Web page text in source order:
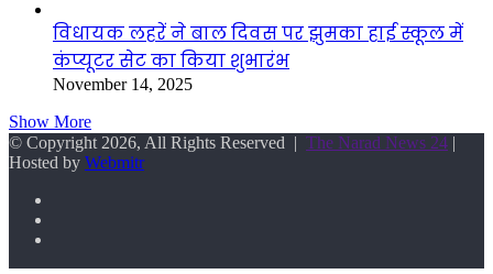
विधायक लहरें ने बाल दिवस पर झुमका हाई स्कूल में
कंप्यूटर सेट का किया शुभारंभ
November 14, 2025
Show More
© Copyright 2026, All Rights Reserved | The Narad News 24 |
Hosted by Webmitr